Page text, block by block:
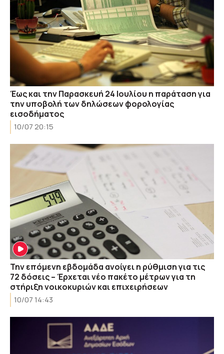
Έως και την Παρασκευή 24 Ιουλίου η παράταση για
την υποβολή των δηλώσεων φορολογίας
εισοδήματος
10/07 20:15
Την επόμενη εβδομάδα ανοίγει η ρύθμιση για τις
72 δόσεις – Έρχεται νέο πακέτο μέτρων για τη
στήριξη νοικοκυριών και επιχειρήσεων
10/07 14:43